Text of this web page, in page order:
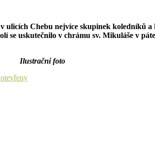
Chebu nejvíce skupinek koledníků
uskutečnilo v chrámu sv. Mikuláše v
Ilustrační foto